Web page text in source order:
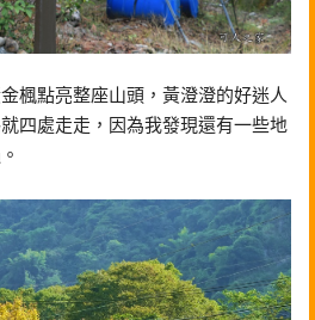
楓點亮整座山頭，黃澄澄的好迷人
四處走走，因為我發現還有一些地